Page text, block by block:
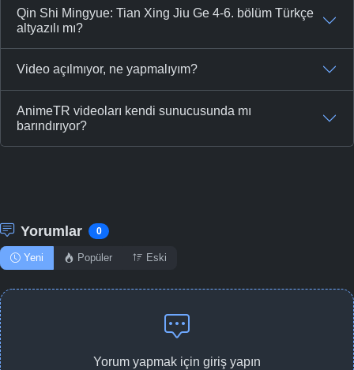
Qin Shi Mingyue: Tian Xing Jiu Ge 4-6. bölüm Türkçe
altyazılı mı?
Video açılmıyor, ne yapmalıyım?
AnimeTR videoları kendi sunucusunda mı
barındırıyor?
Yorumlar 0
Yeni Popüler Eski
Yorum yapmak için giriş yapın